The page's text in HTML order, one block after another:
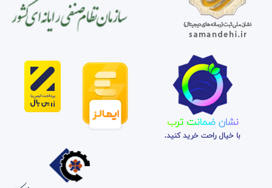
نشان ضمانت ترب
با خیال راحت خرید کنید.